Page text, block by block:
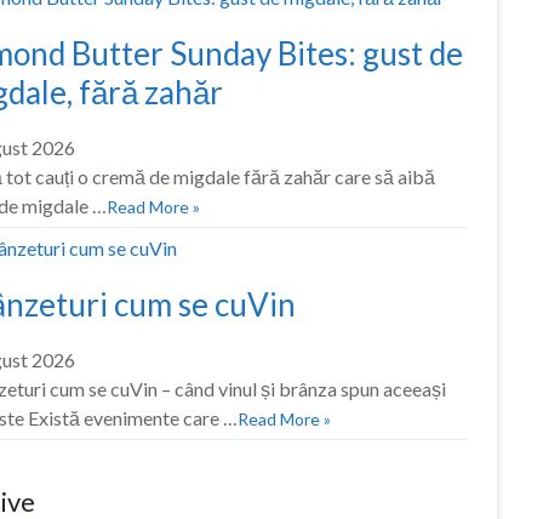
Butter Sunday Bites: gust de
fără zahăr
2026
tot cauți o cremă de migdale fără zahăr care să aibă
migdale …Read More »
cum se cuVin
2026
cum se cuVin – când vinul și brânza spun aceeași
Există evenimente care …Read More »